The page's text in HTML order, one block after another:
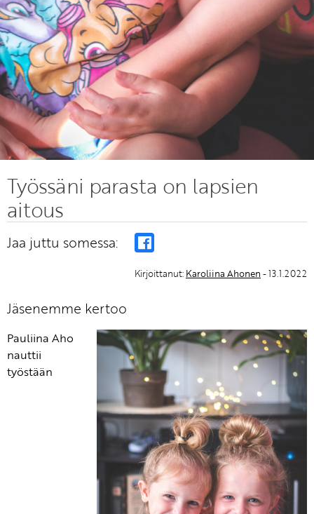
Työssäni parasta on lapsien
aitous
Jaa juttu somessa:
Kirjoittanut: Karoliina Ahonen - 13.1.2022
Jäsenemme kertoo
Pauliina Aho
nauttii
työstään